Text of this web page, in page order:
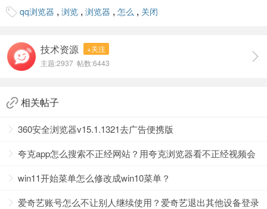
qq浏览器 , 浏览 , 浏览器 , 怎么 , 关闭
技术资源
+关注
主题:2937 帖数:6443
相关帖子
360安全浏览器v15.1.1321去广告便携版
夸克app怎么搜索不正经网站？用夸克浏览器看不正经视频会
怎么样？
win11开始菜单怎么修改成win10菜单？
爱奇艺账号怎么不让别人继续使用？爱奇艺退出其他设备登录